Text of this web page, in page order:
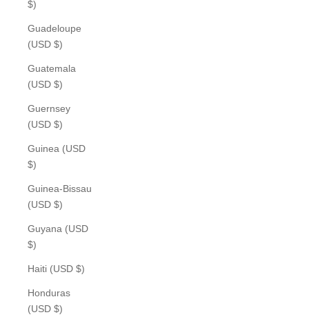
$)
Guadeloupe
(USD $)
Guatemala
(USD $)
Guernsey
(USD $)
Guinea (USD
$)
Guinea-Bissau
(USD $)
Guyana (USD
$)
Haiti (USD $)
Honduras
(USD $)